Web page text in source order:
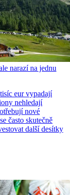
narazí na jednu
eur vypadají
nehledají
nové
často skutečně
další desítky